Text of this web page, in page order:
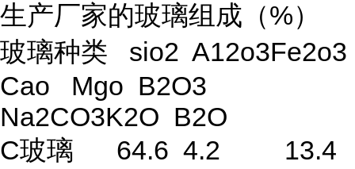
生产厂家的玻璃组成（%）
玻璃种类 sio2 A12o3Fe2o3
Cao Mgo B2O3
Na2CO3K2O B2O
C玻璃 64.6 4.2 13.4